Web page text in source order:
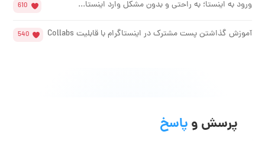
ورود به اینستا؛ به راحتی و بدون مشکل وارد اینستا... 610
آموزش گذاشتن پست مشترک در اینستاگرام با قابلیت Collabs 540
پرسش و پاسخ